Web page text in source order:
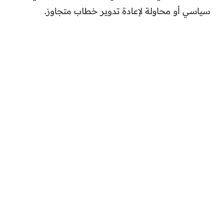
سياسي أو محاولة لإعادة تدوير خطاب متجاوز.